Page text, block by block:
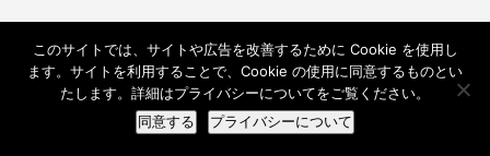
このサイトでは、サイトや広告を改善するために Cookie を使用し
ます。サイトを利用することで、Cookie の使用に同意するものとい
たします。詳細はプライバシーについてをご覧ください。
同意する プライバシーについて